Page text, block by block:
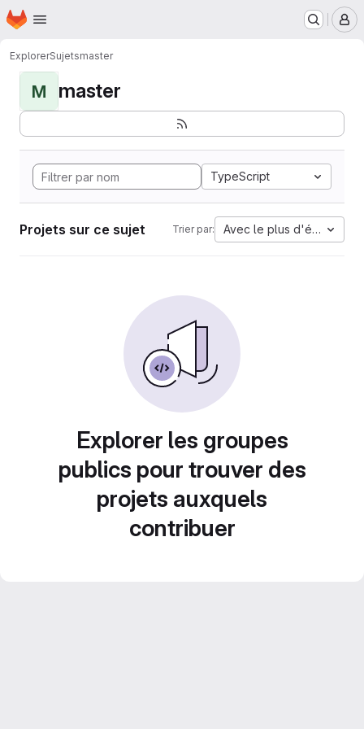
Passer au contenu principal
Page d'accueil
ExplorerSujetsmaster
M master
TypeScript
Projets sur ce sujet Trier par: Avec le plus d'étoiles
Explorer les groupes
publics pour trouver des
projets auxquels
contribuer